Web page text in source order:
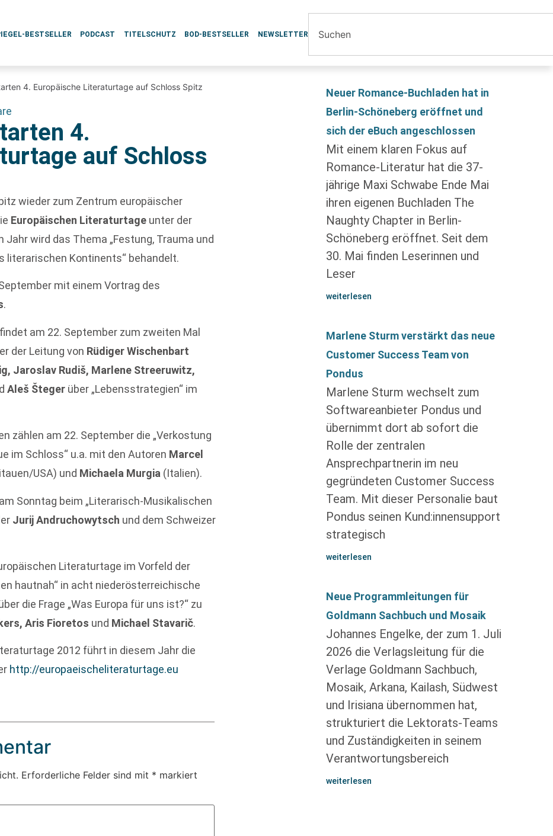
BESTSELLER PODCAST TITELSCHUTZ BOD-BESTSELLER NEWSLETTER
4. Europäische Literaturtage auf Schloss Spitz
4.
auf Schloss
wieder zum Zentrum europäischer
Europäischen Literaturtage unter der
wird das Thema „Festung, Trauma und
literarischen Kontinents“ behandelt.
mit einem Vortrag des
.
am 22. September zum zweiten Mal
der Leitung von Rüdiger Wischenbart
Jaroslav Rudiš, Marlene Streeruwitz,
Aleš Šteger über „Lebensstrategien“ im
zählen am 22. September die „Verkostung
im Schloss“ u.a. mit den Autoren Marcel
USA) und Michaela Murgia (Italien).
Sonntag beim „Literarisch-Musikalischen
Jurij Andruchowytsch und dem Schweizer
Literaturtage im Vorfeld der
hautnah“ in acht niederösterreichische
die Frage „Was Europa für uns ist?“ zu
Aris Fioretos und Michael Stavarič.
2012 führt in diesem Jahr die
http://europaeischeliteraturtage.eu
Erforderliche Felder sind mit * markiert
Neuer Romance-Buchladen hat in
Berlin-Schöneberg eröffnet und
sich der eBuch angeschlossen
Mit einem klaren Fokus auf
Romance-Literatur hat die 37-
jährige Maxi Schwabe Ende Mai
ihren eigenen Buchladen The
Naughty Chapter in Berlin-
Schöneberg eröffnet. Seit dem
30. Mai finden Leserinnen und
Leser
weiterlesen
Marlene Sturm verstärkt das neue
Customer Success Team von
Pondus
Marlene Sturm wechselt zum
Softwareanbieter Pondus und
übernimmt dort ab sofort die
Rolle der zentralen
Ansprechpartnerin im neu
gegründeten Customer Success
Team. Mit dieser Personalie baut
Pondus seinen Kund:innensupport
strategisch
weiterlesen
Neue Programmleitungen für
Goldmann Sachbuch und Mosaik
Johannes Engelke, der zum 1. Juli
2026 die Verlagsleitung für die
Verlage Goldmann Sachbuch,
Mosaik, Arkana, Kailash, Südwest
und Irisiana übernommen hat,
strukturiert die Lektorats-Teams
und Zuständigkeiten in seinem
Verantwortungsbereich
weiterlesen